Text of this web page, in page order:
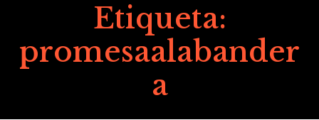
Etiqueta:
promesaalabander
a